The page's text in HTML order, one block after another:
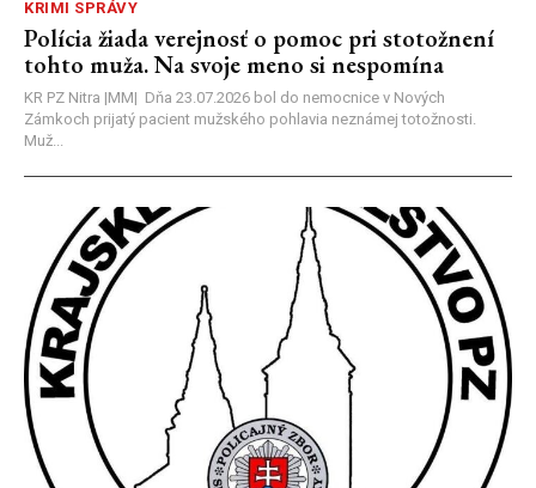
KRIMI SPRÁVY
Polícia žiada verejnosť o pomoc pri stotožnení
tohto muža. Na svoje meno si nespomína
KR PZ Nitra |MM| Dňa 23.07.2026 bol do nemocnice v Nových
Zámkoch prijatý pacient mužského pohlavia neznámej totožnosti.
Muž...